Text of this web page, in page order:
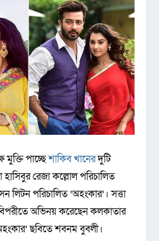
মুক্তি পাচ্ছেশাকিব খানেরদুটি
হাসিবুর রেজা কল্লোল পরিচালিত
লিটন পরিচালিত ‘অহংকার’। সত্তা
অভিনয় করেছেন কলকাতার
ছবিতে শবনম বুবলী।